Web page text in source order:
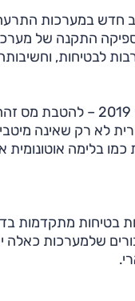
כל רכב חדש
התקנה של
לבטיחות,
עם זאת, הבעיה היא שמערכת
לא רק שאינה
בלימה אוטונומית או
בטיחות מתקדמות
שלמערכות